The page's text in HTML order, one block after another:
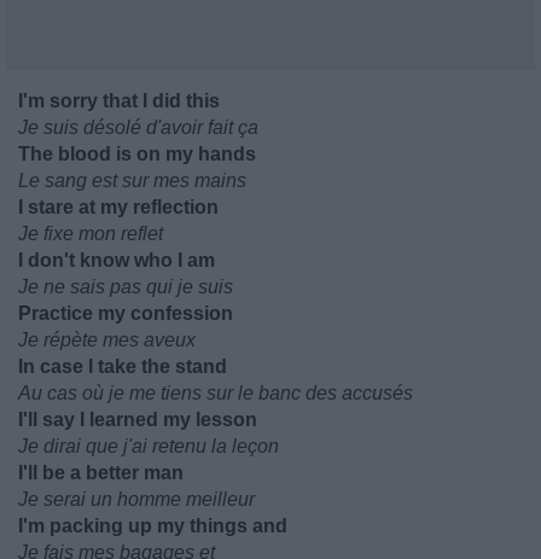
I'm sorry that I did this
Je suis désolé d'avoir fait ça
The blood is on my hands
Le sang est sur mes mains
I stare at my reflection
Je fixe mon reflet
I don't know who I am
Je ne sais pas qui je suis
Practice my confession
Je répète mes aveux
In case I take the stand
Au cas où je me tiens sur le banc des accusés
I'll say I learned my lesson
Je dirai que j'ai retenu la leçon
I'll be a better man
Je serai un homme meilleur
I'm packing up my things and
Je fais mes bagages et